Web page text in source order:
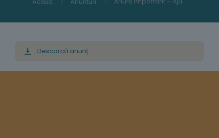
Descarcă anunț